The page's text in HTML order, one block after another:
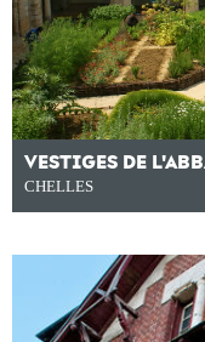
VESTIGES DE
CHELLES